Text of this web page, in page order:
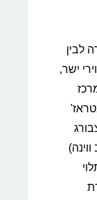
לבין
ישר,
תלוי